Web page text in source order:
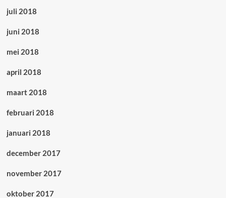
juli 2018
juni 2018
mei 2018
april 2018
maart 2018
februari 2018
januari 2018
december 2017
november 2017
oktober 2017